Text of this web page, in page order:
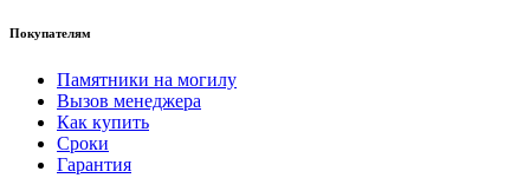
Покупателям
Памятники на могилу
Вызов менеджера
Как купить
Сроки
Гарантия